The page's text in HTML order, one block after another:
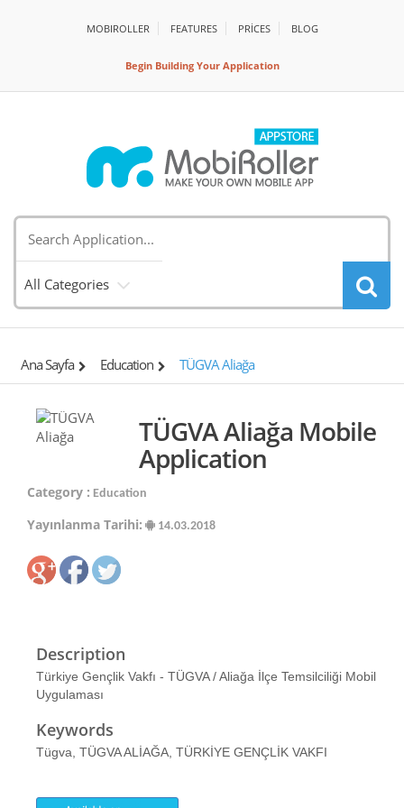
MOBIROLLER FEATURES PRİCES BLOG
Begin Building Your Application
All Categories
Ana Sayfa Education TÜGVA Aliağa
TÜGVA Aliağa Mobile
Application
Category : Education
Yayınlanma Tarihi: 14.03.2018
Description
Türkiye Gençlik Vakfı - TÜGVA / Aliağa İlçe Temsilciliği Mobil
Uygulaması
Keywords
Tügva, TÜGVA ALİAĞA, TÜRKİYE GENÇLİK VAKFI